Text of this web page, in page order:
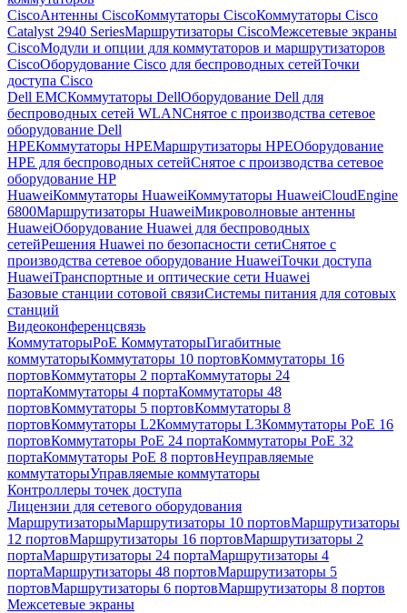
CiscoАнтенны CiscoКоммутаторы CiscoКоммутаторы Cisco
Catalyst 2940 SeriesМаршрутизаторы CiscoМежсетевые экраны
CiscoМодули и опции для коммутаторов и маршрутизаторов
CiscoОборудование Cisco для беспроводных сетейТочки
доступа Cisco
Dell EMCКоммутаторы DellОборудование Dell для
беспроводных сетей WLANСнятое с производства сетевое
оборудование Dell
HPEКоммутаторы HPEМаршрутизаторы HPEОборудование
HPE для беспроводных сетейСнятое с производства сетевое
оборудование HP
HuaweiКоммутаторы HuaweiКоммутаторы HuaweiCloudEngine
6800Маршрутизаторы HuaweiМикроволновые антенны
HuaweiОборудование Huawei для беспроводных
сетейРешения Huawei по безопасности сетиСнятое с
производства сетевое оборудование HuaweiТочки доступа
HuaweiТранспортные и оптические сети Huawei
Базовые станции сотовой связиСистемы питания для сотовых
станций
Видеоконференцсвязь
КоммутаторыPoE КоммутаторыГигабитные
коммутаторыКоммутаторы 10 портовКоммутаторы 16
портовКоммутаторы 2 портаКоммутаторы 24
портаКоммутаторы 4 портаКоммутаторы 48
портовКоммутаторы 5 портовКоммутаторы 8
портовКоммутаторы L2Коммутаторы L3Коммутаторы PoE 16
портовКоммутаторы PoE 24 портаКоммутаторы PoE 32
портаКоммутаторы PoE 8 портовНеуправляемые
коммутаторыУправляемые коммутаторы
Контроллеры точек доступа
Лицензии для сетевого оборудования
МаршрутизаторыМаршрутизаторы 10 портовМаршрутизаторы
12 портовМаршрутизаторы 16 портовМаршрутизаторы 2
портаМаршрутизаторы 24 портаМаршрутизаторы 4
портаМаршрутизаторы 48 портовМаршрутизаторы 5
портовМаршрутизаторы 6 портовМаршрутизаторы 8 портов
Межсетевые экраны